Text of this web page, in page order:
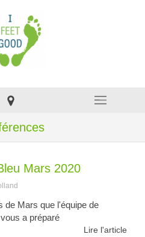
Mars 2020
de Mars que l'équipe de
a préparé
Lire l'article